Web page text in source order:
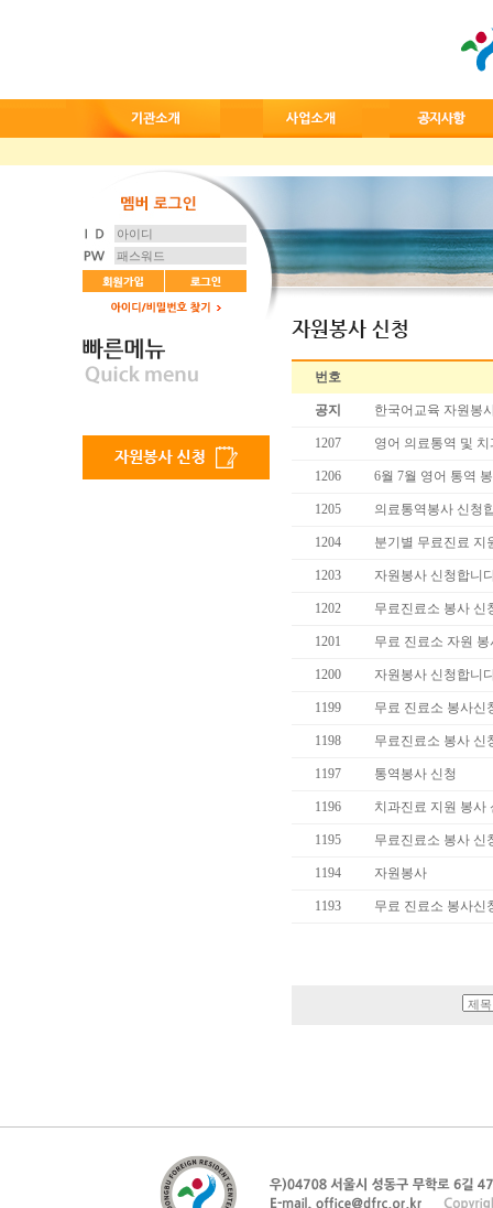
번호
공지 한국어교육 자원봉
1207 영어 의료통역 및
1206 6월 7월 영어 통역
1205 의료통역봉사 신청
1204 분기별 무료진료 지
1203 자원봉사 신청합니
1202 무료진료소 봉사 신
1201 무료 진료소 자원
1200 자원봉사 신청합니
1199 무료 진료소 봉사신
1198 무료진료소 봉사 신
1197 통역봉사 신청
1196 치과진료 지원 봉사
1195 무료진료소 봉사 신
1194 자원봉사
1193 무료 진료소 봉사신